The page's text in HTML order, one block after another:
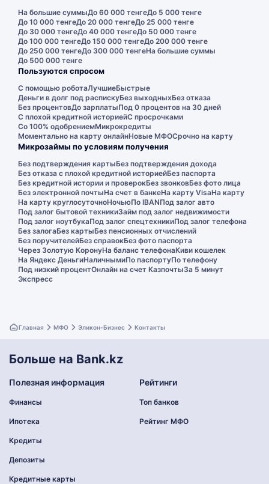
На большие суммыДо 60 000 тенгеДо 5 000 тенге
До 10 000 тенгеДо 20 000 тенгеДо 25 000 тенге
До 30 000 тенгеДо 40 000 тенгеДо 50 000 тенге
До 100 000 тенгеДо 150 000 тенгеДо 200 000 тенге
До 250 000 тенгеДо 300 000 тенгеНа большие суммы
До 500 000 тенге
Пользуются спросом
С помощью роботаЛучшиеБыстрые
Деньги в долг под распискуБез выходныхБез отказа
Без процентовДо зарплатыПод 0 процентов на 30 дней
С плохой кредитной историейС просрочками
Со 100% одобрениемМикрокредиты
Моментально на карту онлайнНовые МФОСрочно на карту
Микрозаймы по условиям получения
Без подтверждения картыБез подтверждения дохода
Без отказа с плохой кредитной историейБез паспорта
Без кредитной истории и проверокБез звонковБез фото лица
Без электронной почтыНа счет в банкеНа карту VisaНа карту
На карту круглосуточноНочьюПо IBANПод залог авто
Под залог бытовой техникиЗайм под залог недвижимости
Под залог ноутбукаПод залог спецтехникиПод залог телефона
Без залогаБез картыБез пенсионных отчислений
Без поручителейБез справокБез фото паспорта
Через Золотую КоронуНа баланс телефонаКиви кошелек
На Яндекс ДеньгиНаличнымиПо паспортуПо телефону
Под низкий процентОнлайн на счет КазпочтыЗа 5 минут
Экспресс
Главная МФО Эликон-Бизнес Контакты
Больше на Bank.kz
Полезная информация
Финансы
Ипотека
Кредиты
Депозиты
Кредитные карты
Рейтинги
Топ банков
Рейтинг МФО